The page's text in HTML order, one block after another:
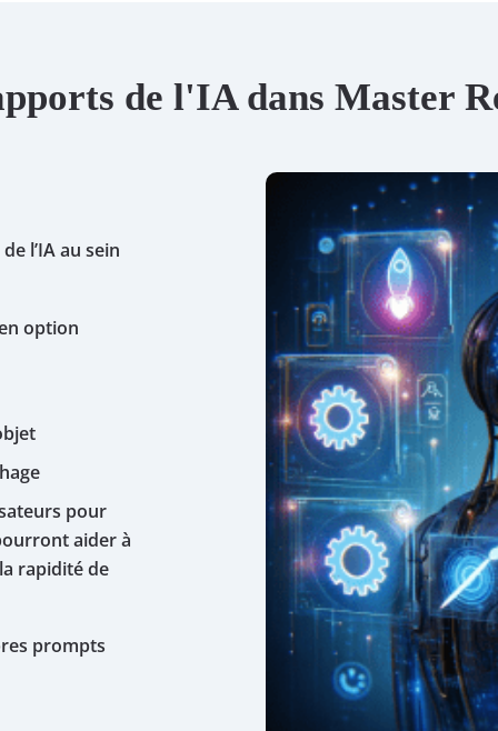
de l'IA dans Master
l’IA au sein
option
pour
aider à
rapidité de
prompts